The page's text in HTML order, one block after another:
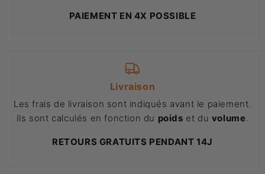
PAIEMENT EN 4X POSSIBLE
Livraison
Les frais de livraison sont indiqués avant le paiement.
Ils sont calculés en fonction du poids et du volume
RETOURS GRATUITS PENDANT 14J